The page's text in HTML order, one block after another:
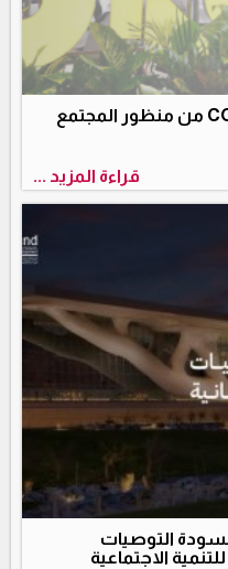
ندوة ورقة الموقف حول COP30 من منظور المجتمع
قراءة المزيد ...
مسودة التوصيات
الاجتماعية